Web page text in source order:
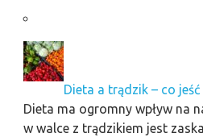
Dieta a trądzik – co
Dieta ma ogromny wpływ na
w walce z trądzikiem jest